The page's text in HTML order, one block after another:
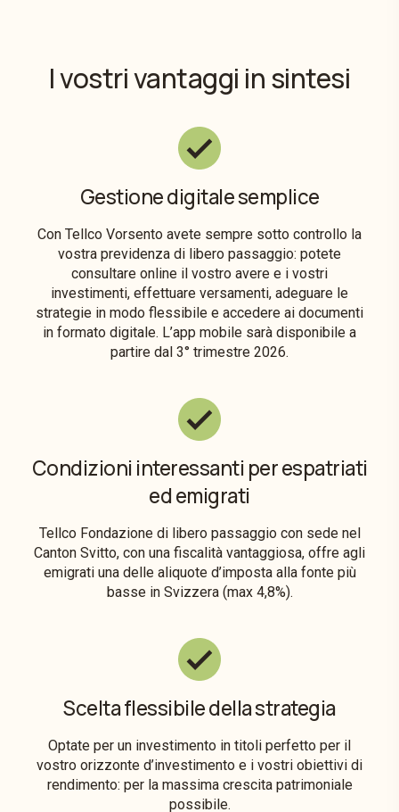
I vostri vantaggi in sintesi
Gestione digitale semplice
Con Tellco Vorsento avete sempre sotto controllo la
vostra previdenza di libero passaggio: potete
consultare online il vostro avere e i vostri
investimenti, effettuare versamenti, adeguare le
strategie in modo flessibile e accedere ai documenti
in formato digitale. L’app mobile sarà disponibile a
partire dal 3° trimestre 2026.
Condizioni interessanti per espatriati
ed emigrati
Tellco Fondazione di libero passaggio con sede nel
Canton Svitto, con una fiscalità vantaggiosa, offre agli
emigrati una delle aliquote d’imposta alla fonte più
basse in Svizzera (max 4,8%).
Scelta flessibile della strategia
Optate per un investimento in titoli perfetto per il
vostro orizzonte d’investimento e i vostri obiettivi di
rendimento: per la massima crescita patrimoniale
possibile.